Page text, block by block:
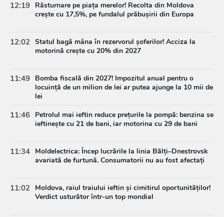
12:19 Răsturnare pe piața merelor! Recolta din Moldova
crește cu 17,5%, pe fundalul prăbușirii din Europa
12:02 Statul bagă mâna în rezervorul șoferilor! Acciza la
motorină crește cu 20% din 2027
11:49 Bomba fiscală din 2027! Impozitul anual pentru o
locuință de un milion de lei ar putea ajunge la 10 mii de
lei
11:46 Petrolul mai ieftin reduce prețurile la pompă: benzina se
ieftinește cu 21 de bani, iar motorina cu 29 de bani
11:34 Moldelectrica: Încep lucrările la linia Bălți–Dnestrovsk
avariată de furtună. Consumatorii nu au fost afectați
11:02 Moldova, raiul traiului ieftin și cimitirul oportunităților!
Verdict usturător într-un top mondial